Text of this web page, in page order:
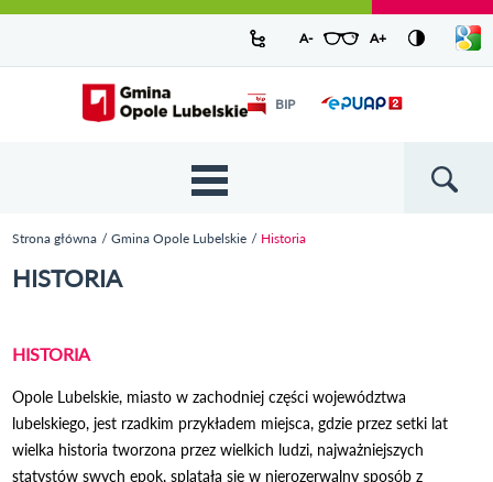
do
mapy
strony
do
menu
wyszukiwarki
ścieżki
nawigacyjnej
kategorii
aktualności
do
treści
kalendarza
wydarzeń
do
galerii
zdjęć
do
stopki
Urząd Miejski w Opolu Lubelskim -
oficjalny serwis
A-pomniejsz czcionkę
Zresetuj czcionkę
A+powiększ czcionkę
listę
Przejdź do strony startowej
BIPOdnośnik
{{
menu'
| t }}
Strona główna Gmina Opole Lubelskie Historia
HISTORIA
HISTORIA
Opole Lubelskie, miasto w zachodniej części województwa
lubelskiego, jest rzadkim przykładem miejsca, gdzie przez setki lat
wielka historia tworzona przez wielkich ludzi, najważniejszych
statystów swych epok, splatała się w nierozerwalny sposób z